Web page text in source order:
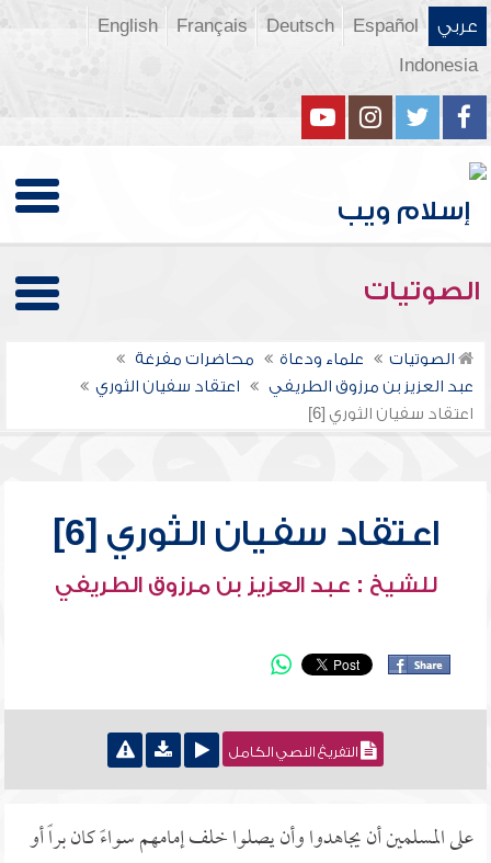
عربي Español
Deutsch
Français
English
Indonesia
الصوتيات
الصوتيات علماء ودعاة
محاضرات مفرغة
عبد العزيز بن مرزوق الطريفي
اعتقاد سفيان الثوري
اعتقاد سفيان الثوري [6]
اعتقاد سفيان الثوري [6]
للشيخ : عبد العزيز بن مرزوق الطريفي
التفريغ النصي الكامل
على المسلمين أن يجاهدوا وأن يصلوا خلف إمامهم سواءً كان براً أو